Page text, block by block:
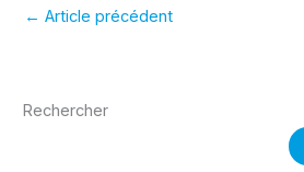
sur 12 mois)
← Article précédent
Rechercher